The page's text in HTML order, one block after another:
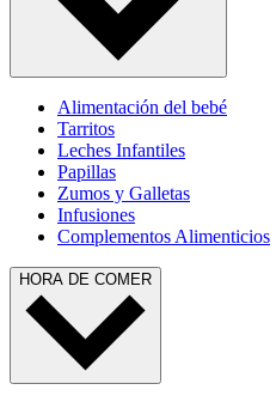
Alimentación del bebé
Tarritos
Leches Infantiles
Papillas
Zumos y Galletas
Infusiones
Complementos Alimenticios
HORA DE COMER